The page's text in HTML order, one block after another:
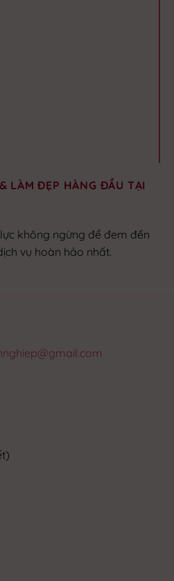
LÀM ĐẸP HÀNG ĐẦU TẠI
không ngừng để đem đến
vụ hoàn hảo nhất.